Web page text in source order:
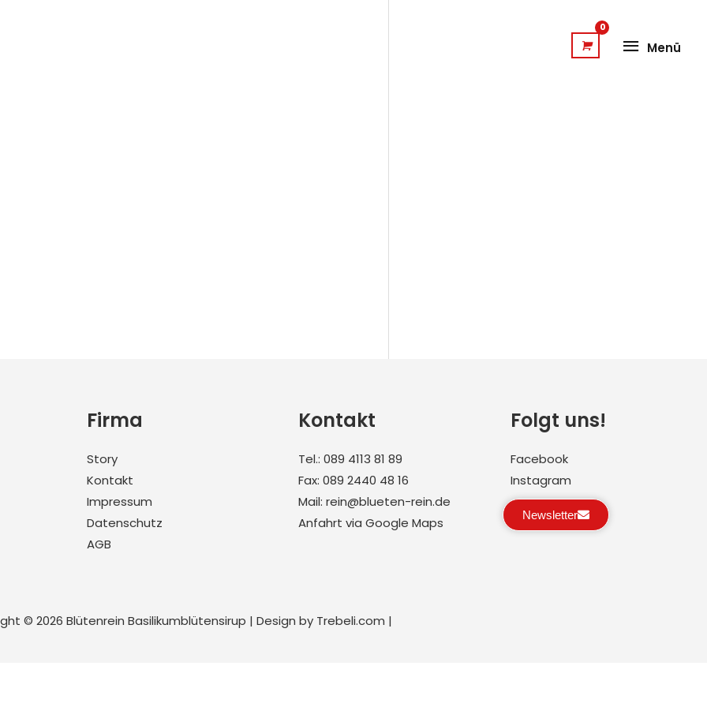
Menü
Firma
Story
Kontakt
Impressum
Datenschutz
AGB
Kontakt
Tel.:089 4113 81 89
Fax: 089 2440 48 16
Mail:rein@blueten-rein.de
Anfahrt via Google Maps
Folgt uns!
Facebook
Instagram
Newsletter
© 2026 Blütenrein Basilikumblütensirup | Design by Trebeli.com |